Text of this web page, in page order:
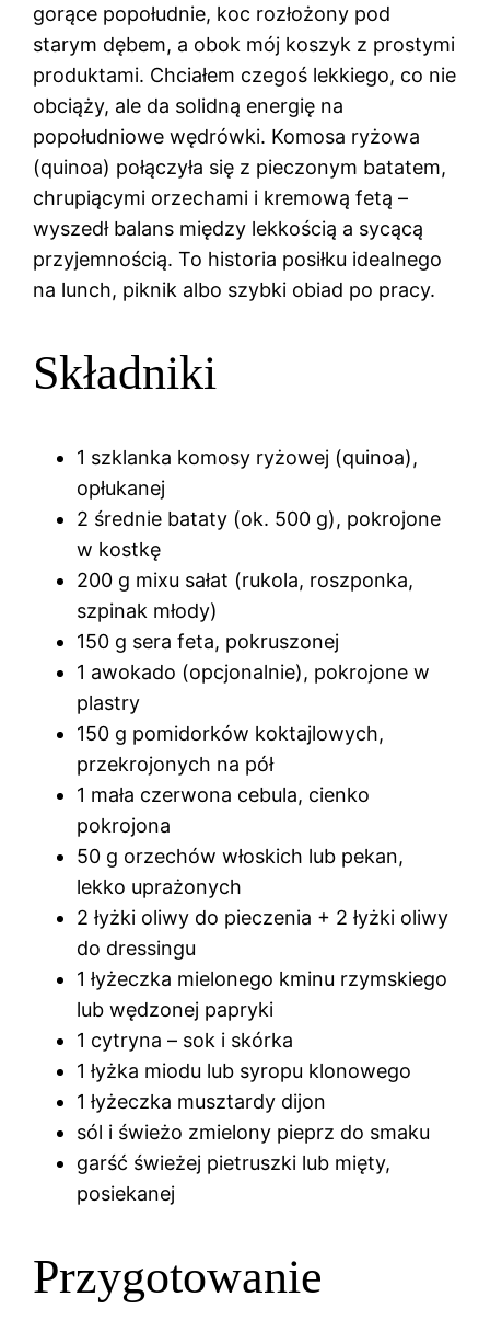
gorące popołudnie, koc rozłożony pod
starym dębem, a obok mój koszyk z prostymi
produktami. Chciałem czegoś lekkiego, co nie
obciąży, ale da solidną energię na
popołudniowe wędrówki. Komosa ryżowa
(quinoa) połączyła się z pieczonym batatem,
chrupiącymi orzechami i kremową fetą –
wyszedł balans między lekkością a sycącą
przyjemnością. To historia posiłku idealnego
na lunch, piknik albo szybki obiad po pracy.
Składniki
1 szklanka komosy ryżowej (quinoa),
opłukanej
2 średnie bataty (ok. 500 g), pokrojone
w kostkę
200 g mixu sałat (rukola, roszponka,
szpinak młody)
150 g sera feta, pokruszonej
1 awokado (opcjonalnie), pokrojone w
plastry
150 g pomidorków koktajlowych,
przekrojonych na pół
1 mała czerwona cebula, cienko
pokrojona
50 g orzechów włoskich lub pekan,
lekko uprażonych
2 łyżki oliwy do pieczenia + 2 łyżki oliwy
do dressingu
1 łyżeczka mielonego kminu rzymskiego
lub wędzonej papryki
1 cytryna – sok i skórka
1 łyżka miodu lub syropu klonowego
1 łyżeczka musztardy dijon
sól i świeżo zmielony pieprz do smaku
garść świeżej pietruszki lub mięty,
posiekanej
Przygotowanie